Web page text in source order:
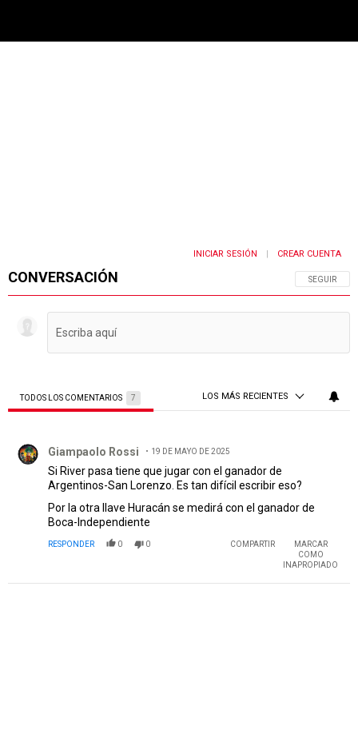
CONVERSACIÓN SIGA ESTA
SEGUIR
INICIAR SESIÓN CREAR CUENTA
TODOS LOS COMENTARIOS 7 LOS MÁS RECIENTES
Giampaolo Rossi 19 DE MAYO DE 2025
Si River pasa tiene que jugar con el ganador de
Argentinos-San Lorenzo. Es tan difícil escribir eso?
Por la otra llave Huracán se medirá con el ganador de
Boca-Independiente
RESPONDER 0 0 COMPARTIR
MARCAR
COMO
INAPROPIADO